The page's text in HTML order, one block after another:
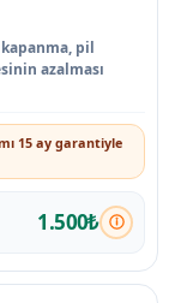
pil
azalması
15 ay garantiyle
1.500₺